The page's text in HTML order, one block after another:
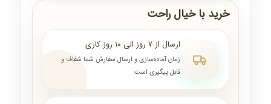
خرید با خیال راحت
ارسال از ۷ روز الی ۱۰ روز کاری
زمان آماده‌سازی و ارسال سفارش شما شفاف و
قابل پیگیری است